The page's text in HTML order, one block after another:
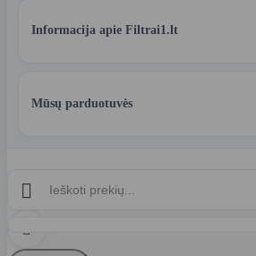
Informacija apie Filtrai1.lt
Mūsų parduotuvės

